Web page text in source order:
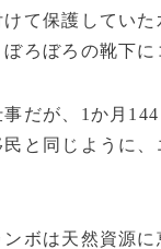
て保護してい
ぼろぼろの靴下
だが、1か月144
民と同じように
ボは天然資源に